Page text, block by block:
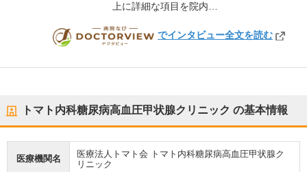
上に詳細な項目を院内…
DOCTORVIEW
でインタビュー全文を読む
トマト内科糖尿病高血圧甲状腺クリニック の基本情報
医療機関名
医療法人トマト会 トマト内科糖尿病高血圧甲状腺ク
リニック